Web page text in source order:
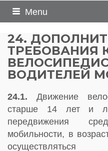
Menu
24.
ТРЕБОВАНИЯ
ВОДИТЕЛЕЙ
24.1. Движение
старше 14 лет и
передвижения
мобильности, в